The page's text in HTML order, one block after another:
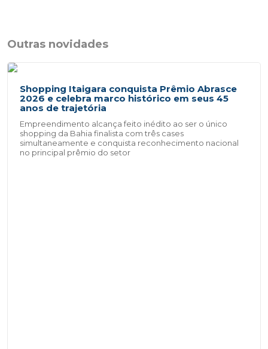
Outras novidades
Shopping Itaigara conquista Prêmio Abrasce
2026 e celebra marco histórico em seus 45
anos de trajetória
Empreendimento alcança feito inédito ao ser o único
shopping da Bahia finalista com três cases
simultaneamente e conquista reconhecimento nacional
no principal prêmio do setor